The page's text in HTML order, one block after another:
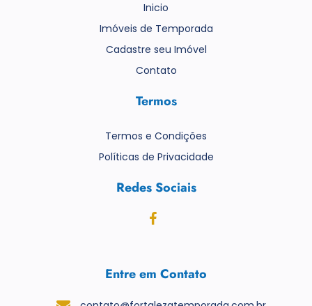
Inicio
Imóveis de Temporada
Cadastre seu Imóvel
Contato
Termos
Termos e Condições
Políticas de Privacidade
Redes Sociais
Entre em Contato